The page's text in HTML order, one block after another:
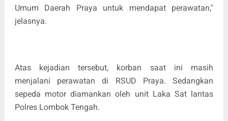
Umum Daerah Praya untuk mendapat perawatan,"
jelasnya.
Atas kejadian tersebut, korban saat ini masih
menjalani perawatan di RSUD Praya. Sedangkan
sepeda motor diamankan oleh unit Laka Sat lantas
Polres Lombok Tengah.